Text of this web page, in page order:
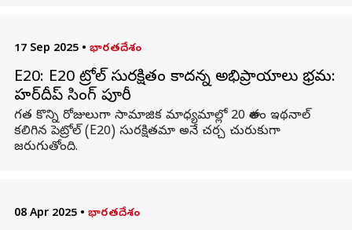
17 Sep 2025 • భారతదేశం
E20: E20 పెట్రోల్‌ సురక్షితం కాదన్న అభిప్రాయాలు భ్రమ:
హర్‌దీప్ సింగ్ పూరీ
గత కొన్ని రోజులుగా సామాజిక మాధ్యమాల్లో 20 శాతం ఇథనాల్
కలిగిన పెట్రోల్‌ (E20) సురక్షితమా అనే చర్చ చురుకుగా
జరుగుతోంది.
08 Apr 2025 • భారతదేశం